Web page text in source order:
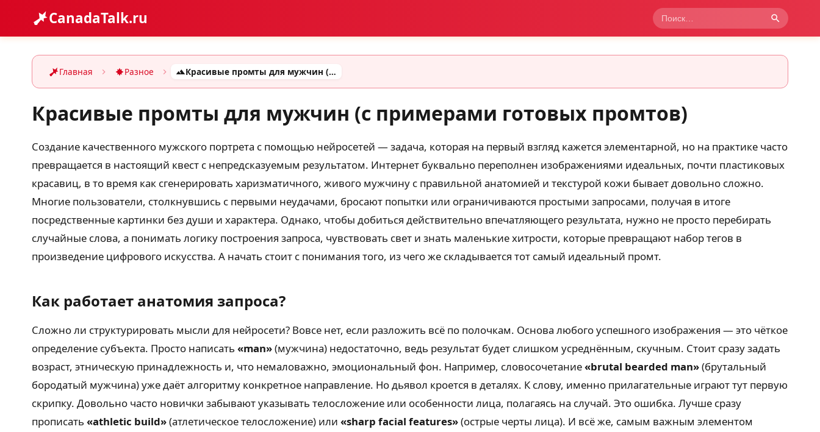
CanadaTalk.ru
Главная Разное Красивые промты для мужчин (с примерами готовых промтов)
Красивые промты для мужчин (с примерами готовых промтов)
Создание качественного мужского портрета с помощью нейросетей — задача, которая на первый взгляд кажется элементарной, но на практике часто
превращается в настоящий квест с непредсказуемым результатом. Интернет буквально переполнен изображениями идеальных, почти пластиковых
красавиц, в то время как сгенерировать харизматичного, живого мужчину с правильной анатомией и текстурой кожи бывает довольно сложно.
Многие пользователи, столкнувшись с первыми неудачами, бросают попытки или ограничиваются простыми запросами, получая в итоге
посредственные картинки без души и характера. Однако, чтобы добиться действительно впечатляющего результата, нужно не просто перебирать
случайные слова, а понимать логику построения запроса, чувствовать свет и знать маленькие хитрости, которые превращают набор тегов в
произведение цифрового искусства. А начать стоит с понимания того, из чего же складывается тот самый идеальный промт.
Как работает анатомия запроса?
Сложно ли структурировать мысли для нейросети? Вовсе нет, если разложить всё по полочкам. Основа любого успешного изображения — это чёткое
определение субъекта. Просто написать «man»(мужчина) недостаточно, ведь результат будет слишком усреднённым, скучным. Стоит сразу задать
возраст, этническую принадлежность и, что немаловажно, эмоциональный фон. Например, словосочетание«brutal bearded man»(брутальный
бородатый мужчина) уже даёт алгоритму конкретное направление. Но дьявол кроется в деталях. К слову, именно прилагательные играют тут первую
скрипку. Довольно часто новички забывают указывать телосложение или особенности лица, полагаясь на случай. Это ошибка. Лучше сразу
прописать «athletic build»(атлетическое телосложение) или «sharp facial features»(острые черты лица). И всё же, самым важным элементом